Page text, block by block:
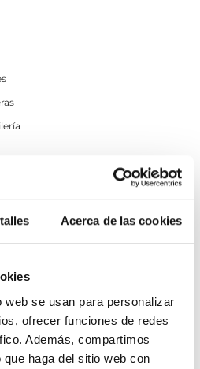
Acerca de las cookies
se usan para personalizar
ofrecer funciones de redes
Además, compartimos
haga del sitio web con